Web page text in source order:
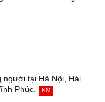
người tại Hà Nội, Hải
Phúc.
KM